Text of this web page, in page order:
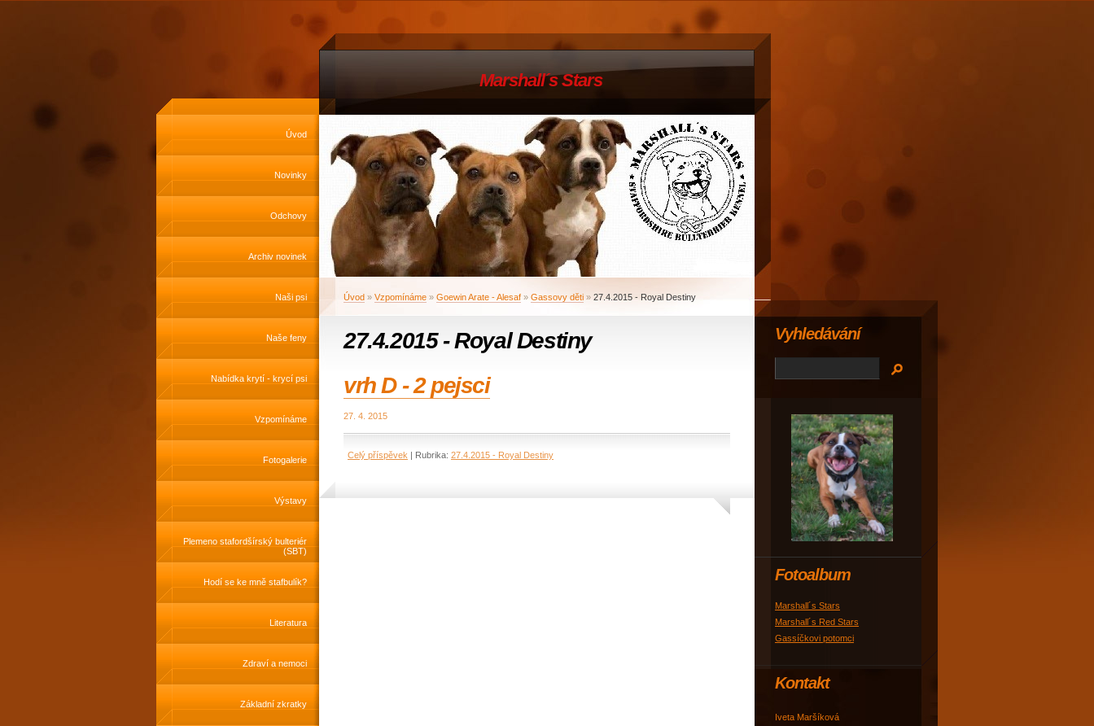
Marshall´s Stars
Úvod
Novinky
Odchovy
Archiv novinek
Naši psi
Naše feny
Nabídka krytí - krycí psi
Vzpomínáme
Fotogalerie
Výstavy
Plemeno stafordšírský bulteriér
(SBT)
Hodí se ke mně stafbulík?
Literatura
Zdraví a nemoci
Základní zkratky
Úvod » Vzpomínáme » Goewin Arate - Alesaf » Gassovy děti » 27.4.2015 - Royal Destiny
27.4.2015 - Royal Destiny
vrh D - 2 pejsci
27. 4. 2015
Celý příspěvek | Rubrika: 27.4.2015 - Royal Destiny
Fotoalbum
Marshall´s Stars
Marshall´s Red Stars
Gassíčkovi potomci
Kontakt
Iveta Maršíková
Vyhledávání